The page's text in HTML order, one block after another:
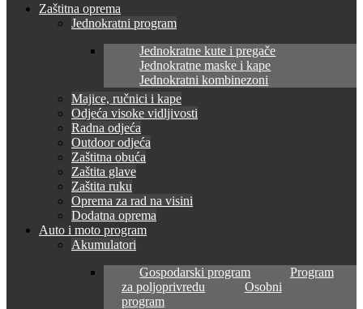
Zaštitna oprema
Jednokratni program
Jednokratne kute i pregače
Jednokratne maske i kape
Jednokratni kombinezoni
Majice, ručnici i kape
Odjeća visoke vidljivosti
Radna odjeća
Outdoor odjeća
Zaštitna obuća
Zaštita glave
Zaštita ruku
Oprema za rad na visini
Dodatna oprema
Auto i moto program
Akumulatori
Gospodarski program
Program
za poljoprivredu
Osobni
program